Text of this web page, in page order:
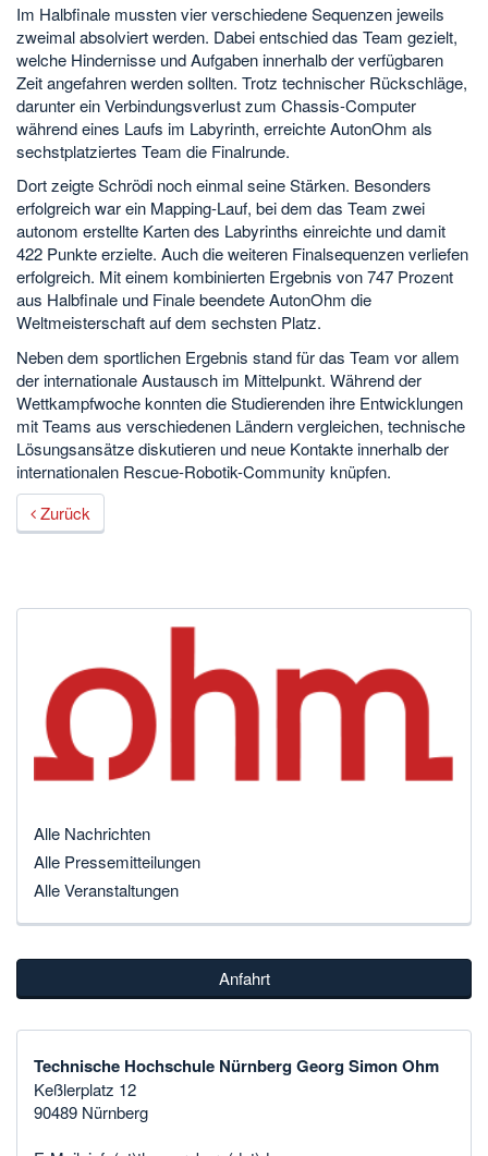
Im Halbfinale mussten vier verschiedene Sequenzen jeweils
zweimal absolviert werden. Dabei entschied das Team gezielt,
welche Hindernisse und Aufgaben innerhalb der verfügbaren
Zeit angefahren werden sollten. Trotz technischer Rückschläge,
darunter ein Verbindungsverlust zum Chassis-Computer
während eines Laufs im Labyrinth, erreichte AutonOhm als
sechstplatziertes Team die Finalrunde.
Dort zeigte Schrödi noch einmal seine Stärken. Besonders
erfolgreich war ein Mapping-Lauf, bei dem das Team zwei
autonom erstellte Karten des Labyrinths einreichte und damit
422 Punkte erzielte. Auch die weiteren Finalsequenzen verliefen
erfolgreich. Mit einem kombinierten Ergebnis von 747 Prozent
aus Halbfinale und Finale beendete AutonOhm die
Weltmeisterschaft auf dem sechsten Platz.
Neben dem sportlichen Ergebnis stand für das Team vor allem
der internationale Austausch im Mittelpunkt. Während der
Wettkampfwoche konnten die Studierenden ihre Entwicklungen
mit Teams aus verschiedenen Ländern vergleichen, technische
Lösungsansätze diskutieren und neue Kontakte innerhalb der
internationalen Rescue-Robotik-Community knüpfen.
Zurück
Alle Nachrichten
Alle Pressemitteilungen
Alle Veranstaltungen
Anfahrt
Technische Hochschule Nürnberg Georg Simon Ohm
Keßlerplatz 12
90489 Nürnberg